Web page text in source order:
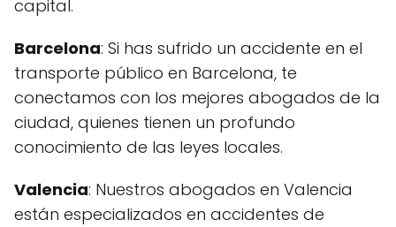
capital.
Barcelona: Si has sufrido un accidente en el
transporte público en Barcelona, te
conectamos con los mejores abogados de la
ciudad, quienes tienen un profundo
conocimiento de las leyes locales.
Valencia: Nuestros abogados en Valencia
están especializados en accidentes de